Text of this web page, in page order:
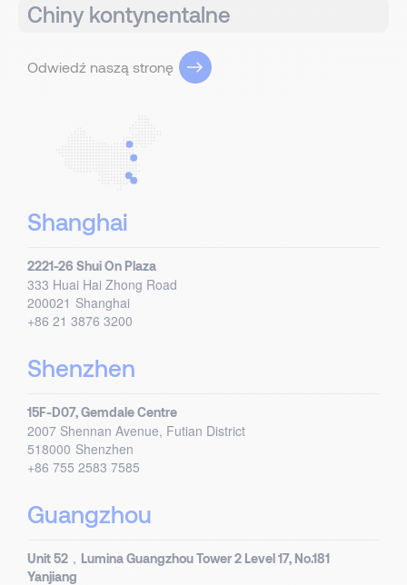
Chiny kontynentalne
Odwiedź naszą stronę
Shanghai
2221-26 Shui On Plaza
333 Huai Hai Zhong Road
200021 Shanghai
+86 21 3876 3200
Shenzhen
15F-D07, Gemdale Centre
2007 Shennan Avenue, Futian District
518000 Shenzhen
+86 755 2583 7585
Guangzhou
Unit 52，Lumina Guangzhou Tower 2 Level 17, No.181
Yanjiang